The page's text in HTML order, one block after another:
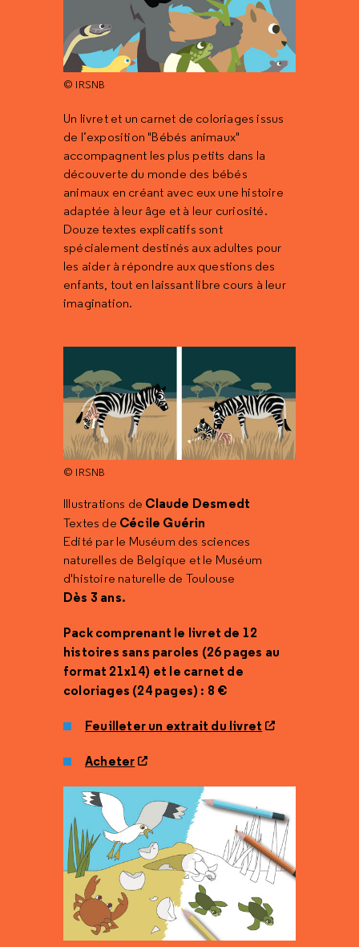
© IRSNB
Un livret et un carnet de coloriages issus
de l’exposition "Bébés animaux"
accompagnent les plus petits dans la
découverte du monde des bébés
animaux en créant avec eux une histoire
adaptée à leur âge et à leur curiosité.
Douze textes explicatifs sont
spécialement destinés aux adultes pour
les aider à répondre aux questions des
enfants, tout en laissant libre cours à leur
imagination.
© IRSNB
Illustrations de Claude Desmedt
Textes de Cécile Guérin
Edité par le Muséum des sciences
naturelles de Belgique et le Muséum
d'histoire naturelle de Toulouse
Dès 3 ans.
Pack comprenant le livret de 12
histoires sans paroles (26 pages au
format 21x14) et le carnet de
coloriages (24 pages) : 8 €
Feuilleter un extrait du livret
Acheter